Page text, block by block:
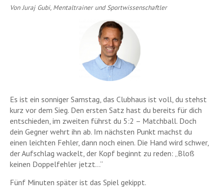
Von Juraj Gubi, Mentaltrainer und Sportwissenschaftler
Es ist ein sonniger Samstag, das Clubhaus ist voll, du stehst
kurz vor dem Sieg. Den ersten Satz hast du bereits für dich
entschieden, im zweiten führst du 5:2 – Matchball. Doch
dein Gegner wehrt ihn ab. Im nächsten Punkt machst du
einen leichten Fehler, dann noch einen. Die Hand wird schwer,
der Aufschlag wackelt, der Kopf beginnt zu reden: „Bloß
keinen Doppelfehler jetzt…“
Fünf Minuten später ist das Spiel gekippt.